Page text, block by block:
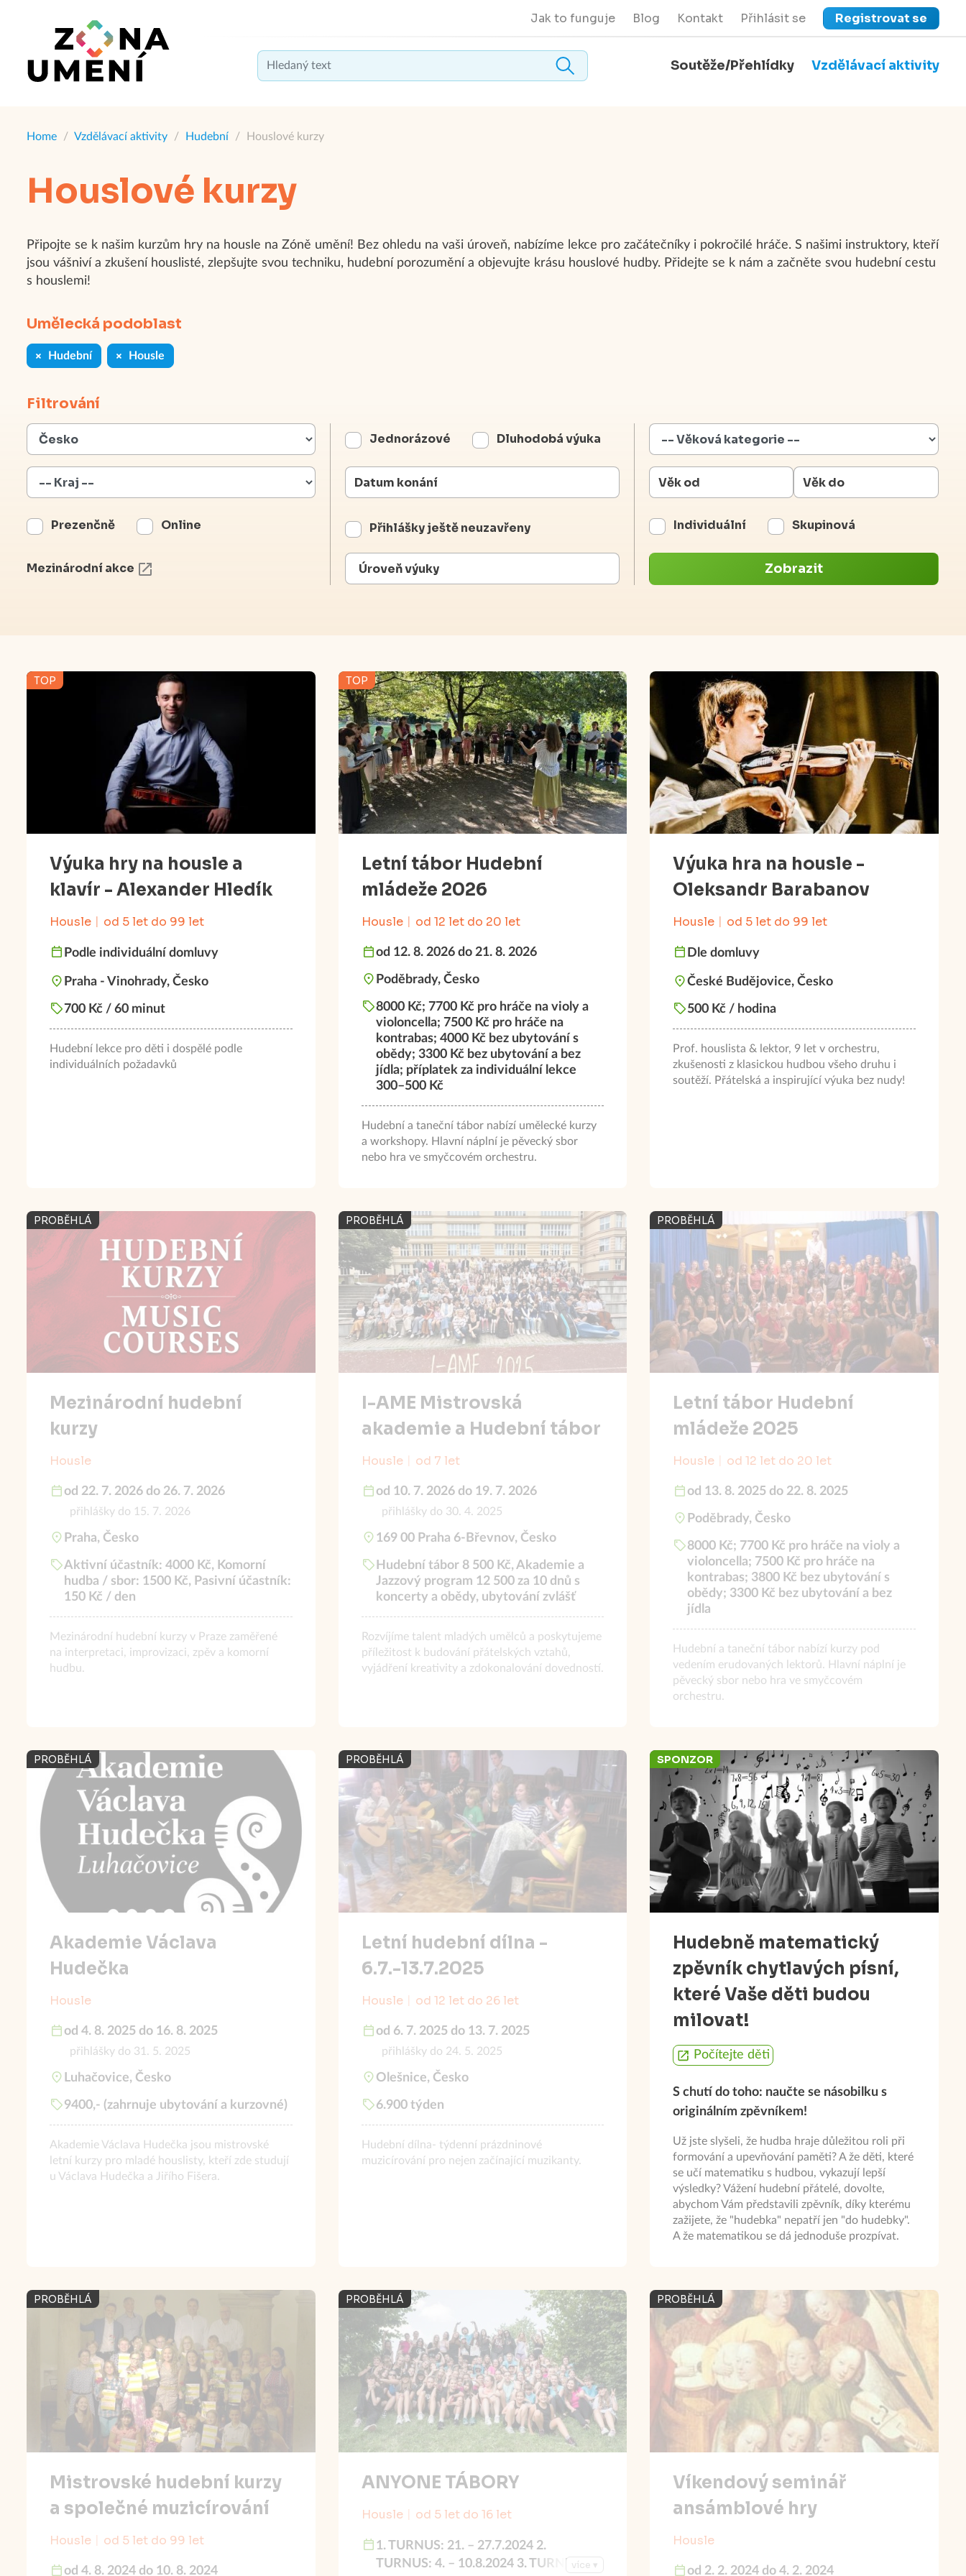
Jak to funguje Blog Kontakt Přihlásit se Registrovat se
Soutěže/Přehlídky Vzdělávací aktivity
Home / Vzdělávací aktivity / Hudební / Houslové kurzy
Houslové kurzy
Připojte se k našim kurzům hry na housle na Zóně umění! Bez ohledu na vaši úroveň, nabízíme lekce pro začátečníky i pokročilé hráče. S našimi instruktory, kteří
jsou vášniví a zkušení houslisté, zlepšujte svou techniku, hudební porozumění a objevujte krásu houslové hudby. Přidejte se k nám a začněte svou hudební cestu
s houslemi!
Umělecká podoblast
Hudební Housle
Filtrování
Prezenčně Online
Mezinárodní akce
Jednorázové Dluhodobá výuka
Přihlášky ještě neuzavřeny Individuální Skupinová
Zobrazit
TOP
Výuka hry na housle a
klavír - Alexander Hledík
Housle od 5 let do 99 let
Podle individuální domluvy
Praha - Vinohrady, Česko
700 Kč / 60 minut
Hudební lekce pro děti i dospělé podle
individuálních požadavků
TOP
Letní tábor Hudební
mládeže 2026
Housle od 12 let do 20 let
od 12. 8. 2026 do 21. 8. 2026
Poděbrady, Česko
8000 Kč; 7700 Kč pro hráče na violy a
violoncella; 7500 Kč pro hráče na
kontrabas; 4000 Kč bez ubytování s
obědy; 3300 Kč bez ubytování a bez
jídla; příplatek za individuální lekce
300–500 Kč
Hudební a taneční tábor nabízí umělecké kurzy
a workshopy. Hlavní náplní je pěvecký sbor
nebo hra ve smyčcovém orchestru.
Výuka hra na housle -
Oleksandr Barabanov
Housle od 5 let do 99 let
Dle domluvy
České Budějovice, Česko
500 Kč / hodina
Prof. houslista & lektor, 9 let v orchestru,
zkušenosti z klasickou hudbou všeho druhu i
soutěží. Přátelská a inspirující výuka bez nudy!
PROBĚHLÁ
Mezinárodní hudební
kurzy
Housle
od 22. 7. 2026 do 26. 7. 2026
přihlášky do 15. 7. 2026
Praha, Česko
Aktivní účastník: 4000 Kč, Komorní
hudba / sbor: 1500 Kč, Pasivní účastník:
150 Kč / den
Mezinárodní hudební kurzy v Praze zaměřené
na interpretaci, improvizaci, zpěv a komorní
hudbu.
PROBĚHLÁ
I-AME Mistrovská
akademie a Hudební tábor
Housle od 7 let
od 10. 7. 2026 do 19. 7. 2026
přihlášky do 30. 4. 2025
169 00 Praha 6-Břevnov, Česko
Hudební tábor 8 500 Kč, Akademie a
Jazzový program 12 500 za 10 dnů s
koncerty a obědy, ubytování zvlášť
Rozvíjíme talent mladých umělců a poskytujeme
příležitost k budování přátelských vztahů,
vyjádření kreativity a zdokonalování dovedností.
PROBĚHLÁ
Letní tábor Hudební
mládeže 2025
Housle od 12 let do 20 let
od 13. 8. 2025 do 22. 8. 2025
Poděbrady, Česko
8000 Kč; 7700 Kč pro hráče na violy a
violoncella; 7500 Kč pro hráče na
kontrabas; 3800 Kč bez ubytování s
obědy; 3300 Kč bez ubytování a bez
jídla
Hudební a taneční tábor nabízí kurzy pod
vedením erudovaných lektorů. Hlavní náplní je
pěvecký sbor nebo hra ve smyčcovém
orchestru.
PROBĚHLÁ
Akademie Václava
Hudečka
Housle
od 4. 8. 2025 do 16. 8. 2025
přihlášky do 31. 5. 2025
Luhačovice, Česko
9400,- (zahrnuje ubytování a kurzovné)
Akademie Václava Hudečka jsou mistrovské
letní kurzy pro mladé houslisty, kteří zde studují
u Václava Hudečka a Jiřího Fišera.
PROBĚHLÁ
Letní hudební dílna -
6.7.-13.7.2025
Housle od 12 let do 26 let
od 6. 7. 2025 do 13. 7. 2025
přihlášky do 24. 5. 2025
Olešnice, Česko
6.900 týden
Hudební dílna- týdenní prázdninové
muzicírování pro nejen začínající muzikanty.
SPONZOR
Hudebně matematický
zpěvník chytlavých písní,
které Vaše děti budou
milovat!
Počítejte děti
S chutí do toho: naučte se násobilku s
originálním zpěvníkem!
Už jste slyšeli, že hudba hraje důležitou roli při
formování a upevňování paměti? A že děti, které
se učí matematiku s hudbou, vykazují lepší
výsledky? Vážení hudební přátelé, dovolte,
abychom Vám představili zpěvník, díky kterému
zažijete, že "hudebka" nepatří jen "do hudebky".
A že matematikou se dá jednoduše prozpívat.
PROBĚHLÁ
Mistrovské hudební kurzy
a společné muzicírování
Housle od 5 let do 99 let
od 4. 8. 2024 do 10. 8. 2024
PROBĚHLÁ
ANYONE TÁBORY
Housle od 5 let do 16 let
1. TURNUS: 21. – 27.7.2024 2.
TURNUS: 4. – 10.8.2024 3. TURNUS:více ▾
PROBĚHLÁ
Víkendový seminář
ansámblové hry
Housle
od 2. 2. 2024 do 4. 2. 2024